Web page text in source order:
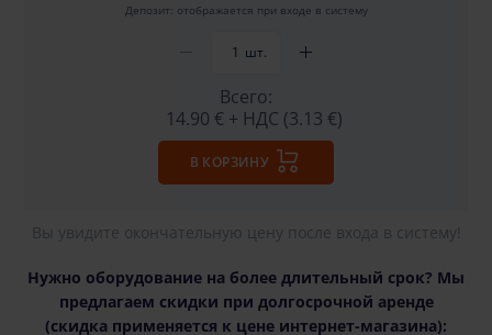
Депозит: отображается при входе в систему
шт.
Всего:
14.90 € + НДС (3.13 €)
В КОРЗИНУ
Вы увидите окончательную цену после входа в систему!
Нужно оборудование на более длительный срок? Мы
предлагаем скидки при долгосрочной аренде
(cкидка применяется к цене интернет-магазина):